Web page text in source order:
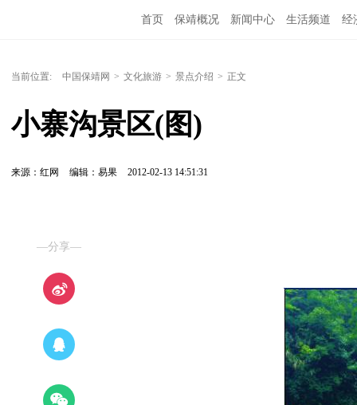
首页 保靖概况 新闻中心 生活频道 经
当前位置: 中国保靖网 > 文化旅游 > 景点介绍 > 正文
小寨沟景区(图)
来源：红网 编辑：易果 2012-02-13 14:51:31
—分享—